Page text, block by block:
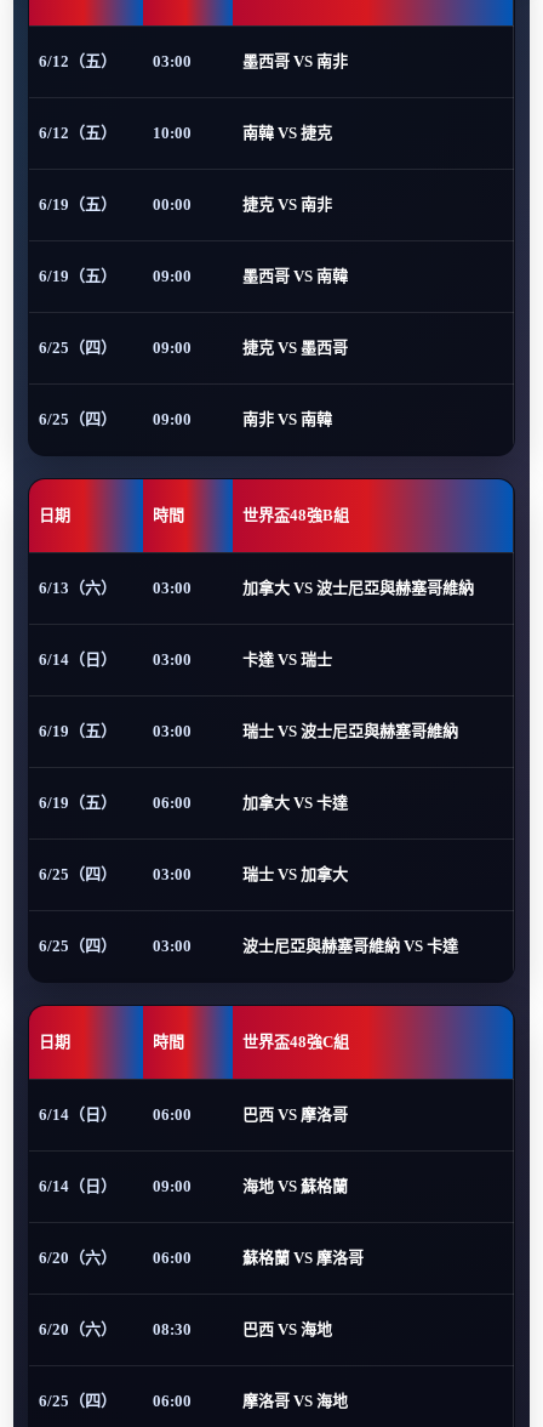
6/12（五） 03:00 墨西哥 VS 南非
6/12（五） 10:00 南韓 VS 捷克
6/19（五） 00:00 捷克 VS 南非
6/19（五） 09:00 墨西哥 VS 南韓
6/25（四） 09:00 捷克 VS 墨西哥
6/25（四） 09:00 南非 VS 南韓
日期 時間 世界盃48強B組
6/13（六） 03:00 加拿大 VS 波士尼亞與赫塞哥維納
6/14（日） 03:00 卡達 VS 瑞士
6/19（五） 03:00 瑞士 VS 波士尼亞與赫塞哥維納
6/19（五） 06:00 加拿大 VS 卡達
6/25（四） 03:00 瑞士 VS 加拿大
6/25（四） 03:00 波士尼亞與赫塞哥維納 VS 卡達
日期 時間 世界盃48強C組
6/14（日） 06:00 巴西 VS 摩洛哥
6/14（日） 09:00 海地 VS 蘇格蘭
6/20（六） 06:00 蘇格蘭 VS 摩洛哥
6/20（六） 08:30 巴西 VS 海地
6/25（四） 06:00 摩洛哥 VS 海地